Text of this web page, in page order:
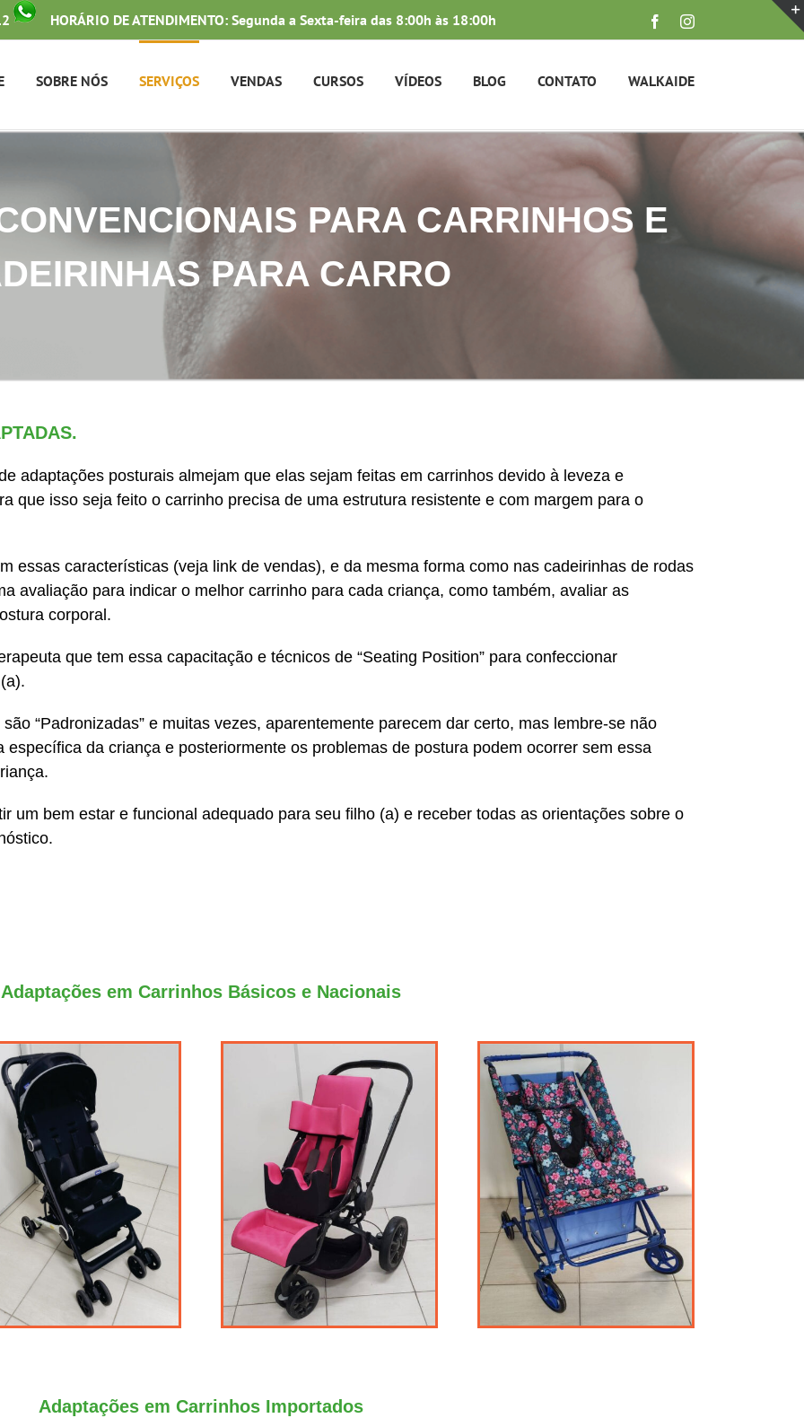
HORÁRIO DE ATENDIMENTO: Segunda a Sexta-feira das 8:00h às 18:00h FacebookInstagram
SOBRE NÓS SERVIÇOS VENDAS CURSOS VÍDEOS BLOG CONTATO WALKAIDE
PARA CARRINHOS E
PARA CARRO
adaptações posturais almejam que elas sejam feitas em carrinhos devido à leveza e
que isso seja feito o carrinho precisa de uma estrutura resistente e com margem para o
essas características (veja link de vendas), e da mesma forma como nas cadeirinhas de rodas
avaliação para indicar o melhor carrinho para cada criança, como também, avaliar as
corporal.
que tem essa capacitação e técnicos de “Seating Position” para confeccionar
“Padronizadas” e muitas vezes, aparentemente parecem dar certo, mas lembre-se não
da criança e posteriormente os problemas de postura podem ocorrer sem essa
um bem estar e funcional adequado para seu filho (a) e receber todas as orientações sobre o
Adaptações em Carrinhos Básicos e Nacionais
Adaptações em Carrinhos Importados